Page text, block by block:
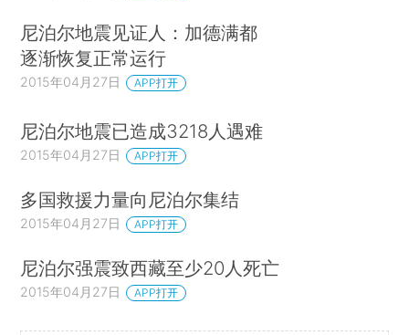
尼泊尔地震见证人：加德满都
逐渐恢复正常运行
2015年04月27日 APP打开
尼泊尔地震已造成3218人遇难
2015年04月27日 APP打开
多国救援力量向尼泊尔集结
2015年04月27日 APP打开
尼泊尔强震致西藏至少20人死亡
2015年04月27日 APP打开